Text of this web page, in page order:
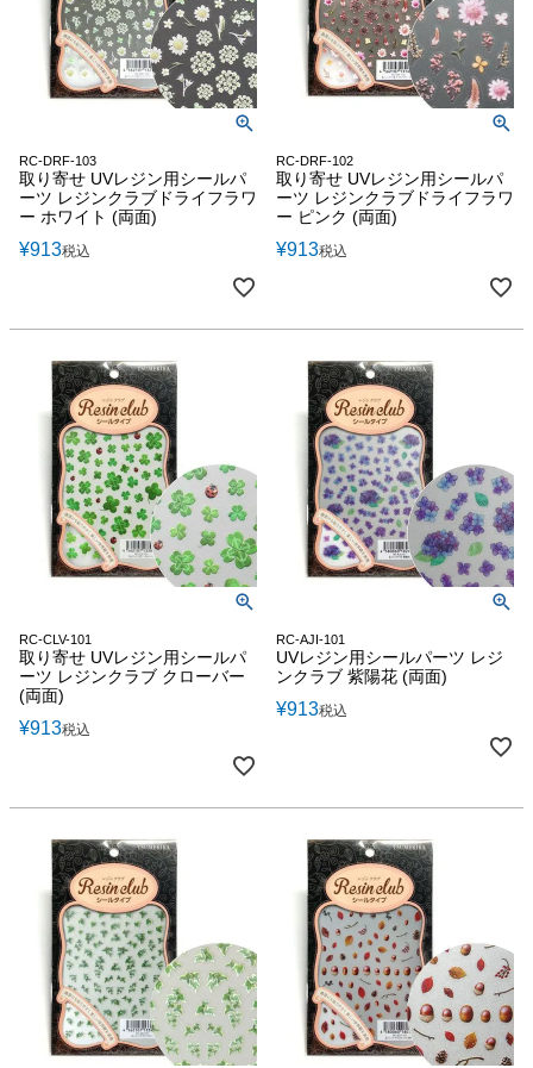
RC-DRF-103
取り寄せ UVレジン用シールパ
ーツ レジンクラブドライフラワ
ー ホワイト (両面)
¥913税込
RC-DRF-102
取り寄せ UVレジン用シールパ
ーツ レジンクラブドライフラワ
ー ピンク (両面)
¥913税込
RC-CLV-101
取り寄せ UVレジン用シールパ
ーツ レジンクラブ クローバー
(両面)
¥913税込
RC-AJI-101
UVレジン用シールパーツ レジ
ンクラブ 紫陽花 (両面)
¥913税込